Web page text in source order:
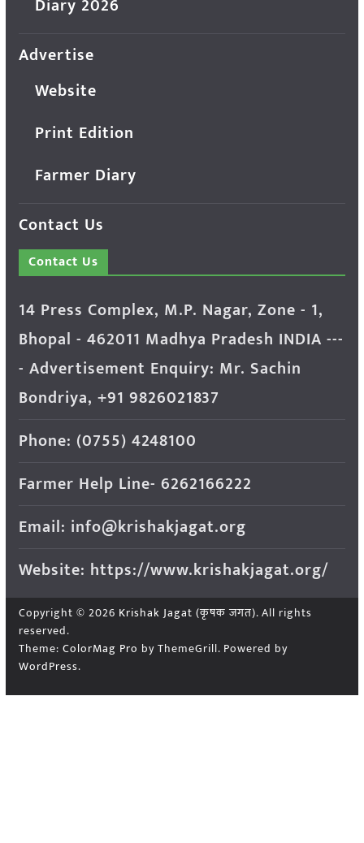
Diary 2026
Advertise
Website
Print Edition
Farmer Diary
Contact Us
Contact Us
14 Press Complex, M.P. Nagar, Zone - 1,
Bhopal - 462011 Madhya Pradesh INDIA ---
- Advertisement Enquiry: Mr. Sachin
Bondriya, +91 9826021837
Phone: (0755) 4248100
Farmer Help Line- 6262166222
Email: info@krishakjagat.org
Website: https://www.krishakjagat.org/
Copyright © 2026 Krishak Jagat (कृषक जगत). All rights
reserved.
Theme: ColorMag Pro by ThemeGrill. Powered by
WordPress.